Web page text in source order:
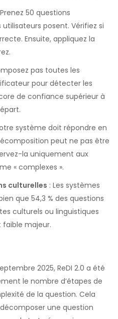
50 questions
posent. Vérifiez si
Ensuite, appliquez la
pas toutes les
pour détecter les
de confiance supérieur à
système doit répondre en
peut ne pas être
la uniquement aux
« complexes ».
culturelles : Les systèmes
que 54,3 % des questions
culturels ou linguistiques
faible majeur.
2025, ReDI 2.0 a été
le nombre d’étapes de
de la question. Cela
décomposer une question